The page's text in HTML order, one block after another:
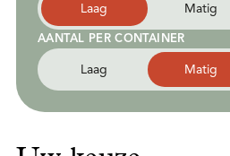
Laag Matig
AANTAL PER CONTAINER
Laag Matig